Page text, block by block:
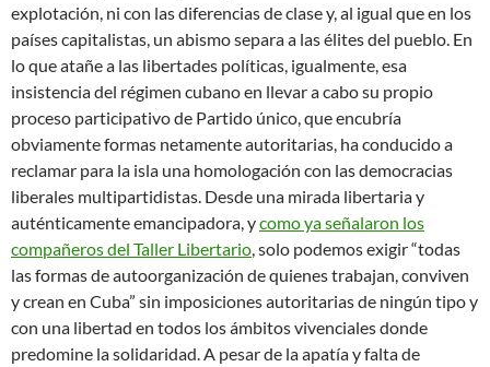
explotación, ni con las diferencias de clase y, al igual que en los
países capitalistas, un abismo separa a las élites del pueblo. En
lo que atañe a las libertades políticas, igualmente, esa
insistencia del régimen cubano en llevar a cabo su propio
proceso participativo de Partido único, que encubría
obviamente formas netamente autoritarias, ha conducido a
reclamar para la isla una homologación con las democracias
liberales multipartidistas. Desde una mirada libertaria y
auténticamente emancipadora, ycomo ya señalaron los
compañeros del Taller Libertario, solo podemos exigir “todas
las formas de autoorganización de quienes trabajan, conviven
y crean en Cuba” sin imposiciones autoritarias de ningún tipo y
con una libertad en todos los ámbitos vivenciales donde
predomine la solidaridad. A pesar de la apatía y falta de